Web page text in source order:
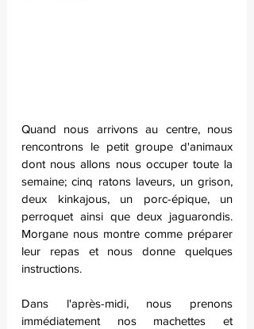
Quand nous arrivons au centre, nous
rencontrons le petit groupe d'animaux
dont nous allons nous occuper toute la
semaine; cinq ratons laveurs, un grison,
deux kinkajous, un porc-épique, un
perroquet ainsi que deux jaguarondis.
Morgane nous montre comme préparer
leur repas et nous donne quelques
instructions.
Dans l'après-midi, nous prenons
immédiatement nos machettes et